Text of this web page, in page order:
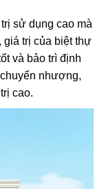
sử dụng cao mà
trị của biệt thự
và bảo trì định
nhượng,
cao.